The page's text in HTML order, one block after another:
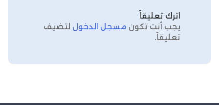
اترك تعليقاً
يجب أنت تكون مسجل الدخول لتضيف
تعليقاً.